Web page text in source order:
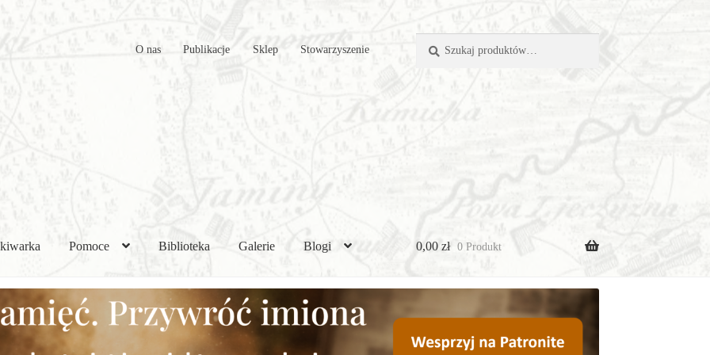
O nas Publikacje Sklep Stowarzyszenie
Pomoce Biblioteka Galerie Blogi 0,00 zł 0 Produkt